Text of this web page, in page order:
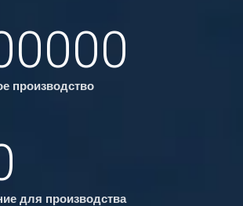
производство
для производства